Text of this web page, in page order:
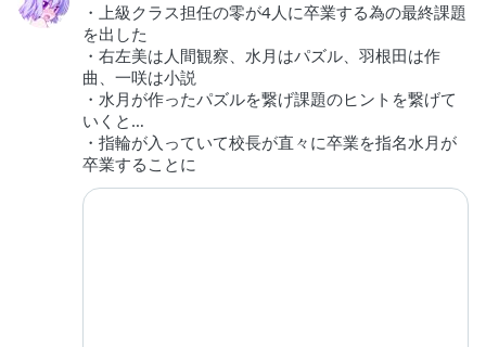
・上級クラス担任の零が4人に卒業する為の最終課題
を出した
・右左美は人間観察、水月はパズル、羽根田は作
曲、一咲は小説
・水月が作ったパズルを繋げ課題のヒントを繋げて
いくと…
・指輪が入っていて校長が直々に卒業を指名水月が
卒業することに